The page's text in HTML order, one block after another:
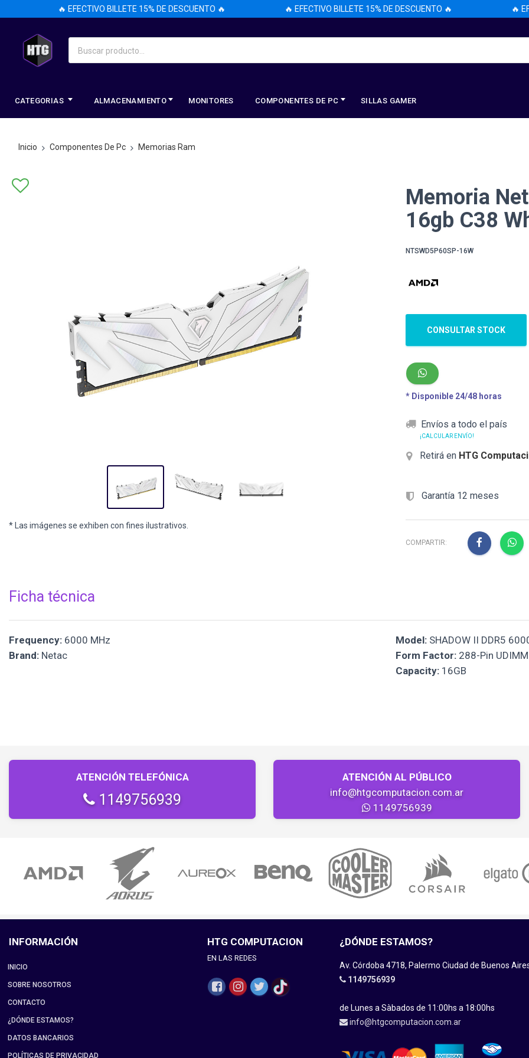
🔥 EFECTIVO BILLETE 15% DE DESCUENTO 🔥 🔥 EFECTIVO BILLETE 15% DE DESCUENTO 🔥 🔥
CATEGORIAS ALMACENAMIENTO MONITORES COMPONENTES DE PC SILLAS GAMER
Inicio Componentes De Pc Memorias Ram
* Las imágenes se exhiben con fines ilustrativos.
Memoria
16gb C38
NTSWD5P60SP-16W
CONSULTAR STOCK
* Disponible 24/48 horas
Envíos a todo el país
¡CALCULAR ENVÍO!
Retirá en HTG
Garantía 12 meses
COMPARTIR:
Ficha técnica
Frequency: 6000 MHz
Brand: Netac
Model:SHADOW II DDR5
Form Factor:288-Pin UDIMM
Capacity:16GB
ATENCIÓN TELEFÓNICA
1149756939
ATENCIÓN AL PÚBLICO
info@htgcomputacion.com.ar
1149756939
INFORMACIÓN
INICIO
SOBRE NOSOTROS
CONTACTO
¿DÓNDE ESTAMOS?
DATOS BANCARIOS
POLÍTICAS DE PRIVACIDAD
HTG COMPUTACION
EN LAS REDES
¿DÓNDE ESTAMOS?
Av. Córdoba 4718, Palermo Ciudad de Buenos
1149756939
de Lunes a Sàbados de 11:00hs a 18:00hs
info@htgcomputacion.com.ar